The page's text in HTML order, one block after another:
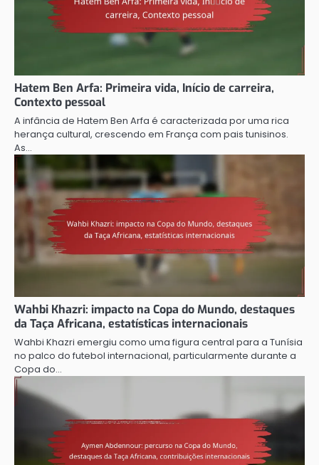
Hatem Ben Arfa: Primeira vida, Início de carreira,
Contexto pessoal
A infância de Hatem Ben Arfa é caracterizada por uma rica
herança cultural, crescendo em França com pais tunisinos.
As…
Wahbi Khazri: impacto na Copa do Mundo, destaques
da Taça Africana, estatísticas internacionais
Wahbi Khazri emergiu como uma figura central para a Tunísia
no palco do futebol internacional, particularmente durante a
Copa do…